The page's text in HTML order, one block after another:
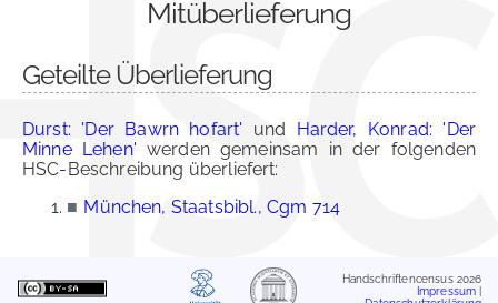
Mitüberlieferung
Geteilte Überlieferung
Durst: 'Der Bawrn hofart' und Harder, Konrad: 'Der
Minne Lehen' werden gemeinsam in der folgenden
HSC-Beschreibung überliefert:
■ München, Staatsbibl., Cgm 714
Handschriftencensus 2026
Impressum